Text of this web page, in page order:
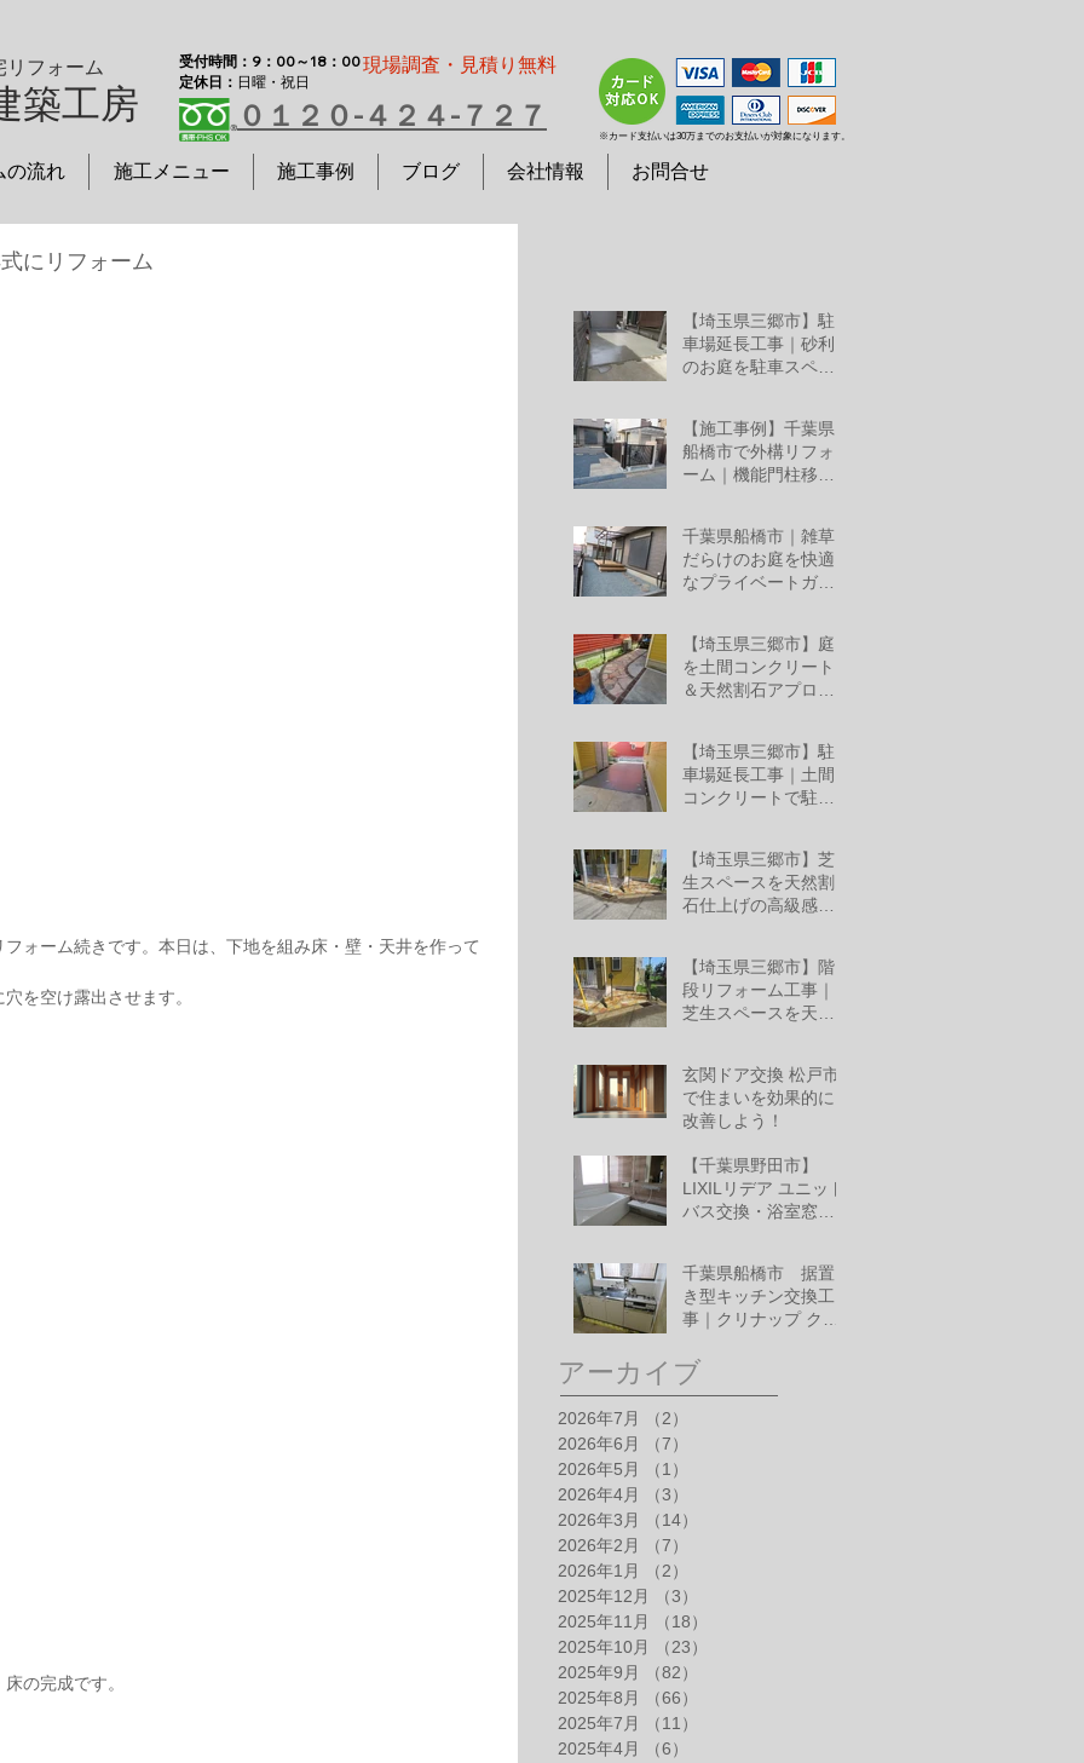
フォーム
築工房
受付時間：9：00～18：00
定休日： 日曜・祝日
現場調査・見積り無料
０１２０-４２４-７２７
※カード支払いは30万までのお支払いが対象になります。
の流れ 施工メニュー 施工事例 ブログ 会社情報 お問合せ
にリフォーム
ォーム続きです。本日は、下地を組み床・壁・天井を作って
を空け露出させます。
の完成です。
【埼玉県三郷市】駐
車場延長工事｜砂利
のお庭を駐車スペー
【施工事例】千葉県
船橋市で外構リフォ
ーム｜機能門柱移
ミ レジリアフェンス
設置工事
千葉県船橋市｜雑草
だらけのお庭を快適
なプライベートガー
【埼玉県三郷市】庭
を土間コンクリート
＆天然割石アプロー
【埼玉県三郷市】駐
車場延長工事｜土間
コンクリートで駐車
【埼玉県三郷市】芝
生スペースを天然割
石仕上げの高級感あ
【埼玉県三郷市】階
段リフォーム工事｜
芝生スペースを天然
玄関ドア交換 松戸市
で住まいを効果的に
改善しよう！
6月10日
【千葉県野田市】
LIXILリデア ユニット
バス交換・浴室窓改
千葉県船橋市 据置
き型キッチン交換工
事｜クリナップ クリ
5月28日
アーカイブ
2026年7月 （2）
2026年6月
（7）
2026年5月
（1）
2026年4月
（3）
2026年3月
（14）
2026年2月
（7）
2026年1月
（2）
2025年12月
（3）
2025年11月
（18）
2025年10月
（23）
2025年9月
（82）
2025年8月
（66）
2025年7月
（11）
2025年4月
（6）